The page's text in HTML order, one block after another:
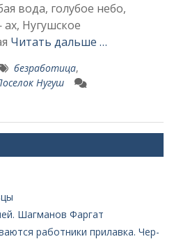
вода, голубое небо,
Нугушское
Читать дальше …
безработица,
Нугуш
Шагманов Фаргат
работники прилавка. Чер­